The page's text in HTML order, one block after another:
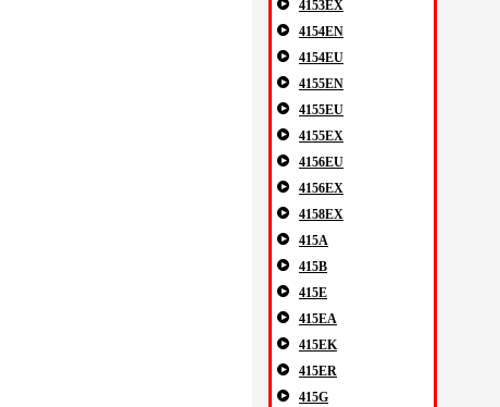
4153EX
4154EN
4154EU
4155EN
4155EU
4155EX
4156EU
4156EX
4158EX
415A
415B
415E
415EA
415EK
415ER
415G